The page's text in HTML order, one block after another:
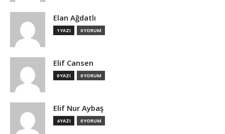
Elan Ağdatlı
1 YAZI 0 YORUM
Elif Cansen
0 YAZI 0 YORUM
Elif Nur Aybaş
4 YAZI 0 YORUM